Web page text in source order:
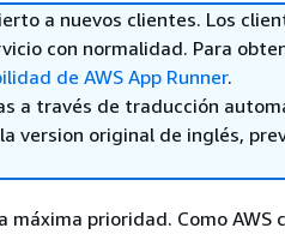
a nuevos clientes. Los
con normalidad. Para
de AWS App Runner.
a través de traducción
version original de inglés,
máxima prioridad. Como AWS